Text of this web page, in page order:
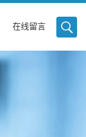
在线留言